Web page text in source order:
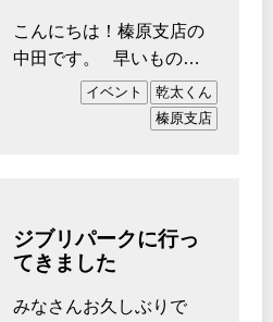
こんにちは！榛原支店の
中田です。 早いもので
もう新年度の始まりを迎
イベント
乾太くん
榛原支店
ジブリパークに行っ
てきました
みなさんお久しぶりで